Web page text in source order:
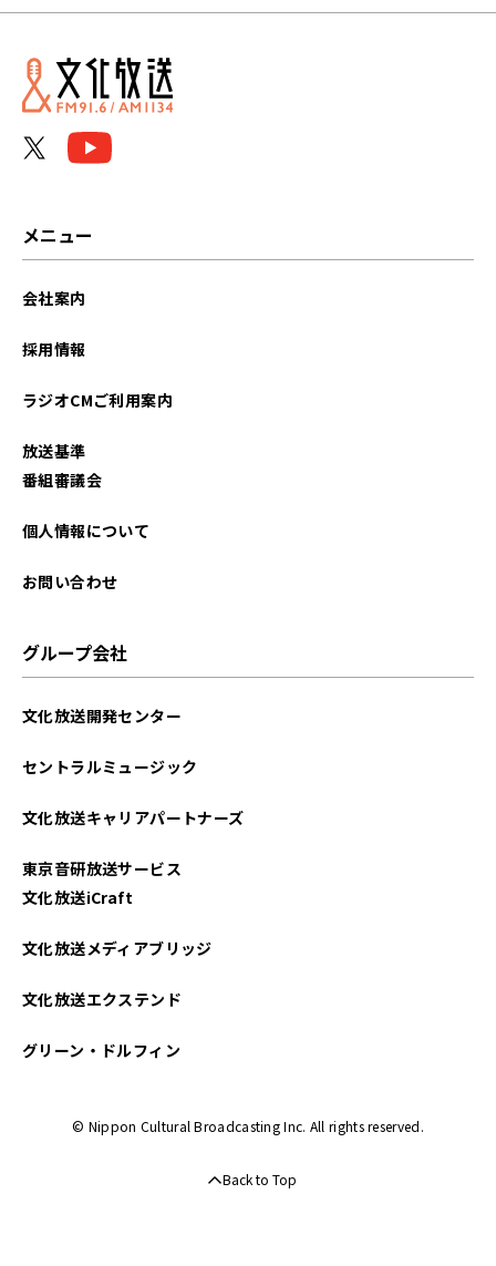
2021年11月
2021年06月
メニュー
会社案内
採用情報
ラジオCMご利用案内
放送基準
番組審議会
個人情報について
お問い合わせ
グループ会社
文化放送開発センター
セントラルミュージック
文化放送キャリアパートナーズ
東京音研放送サービス
文化放送iCraft
文化放送メディアブリッジ
文化放送エクステンド
グリーン・ドルフィン
© Nippon Cultural Broadcasting Inc. All rights reserved.
Back to Top